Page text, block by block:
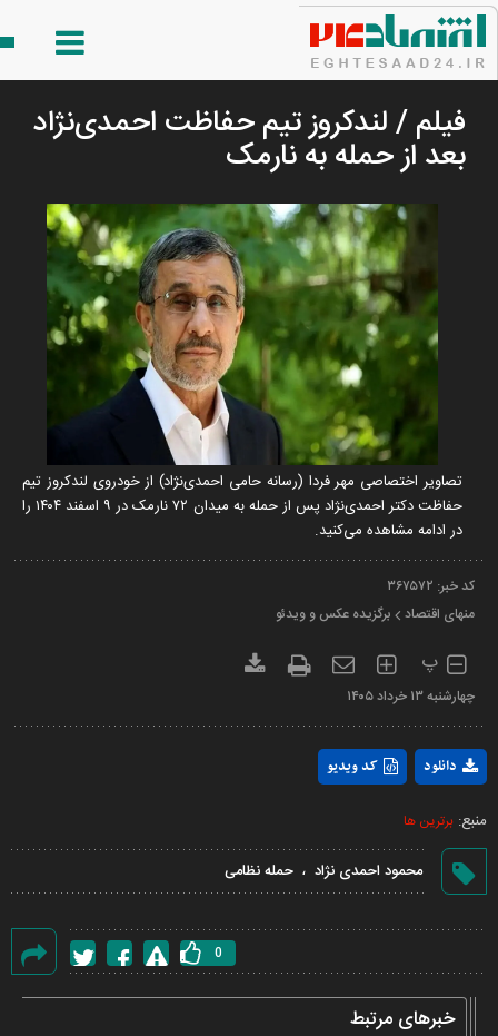
فیلم / لندکروز تیم حفاظت احمدی‌نژاد
بعد از حمله به نارمک
تصاویر اختصاصی مهر فردا (رسانه حامی احمدی‌نژاد) از خودروی لندکروز تیم
حفاظت دکتر احمدی‌نژاد پس از حمله به میدان ۷۲ نارمک در ۹ اسفند ۱۴۰۴ را
در ادامه مشاهده می‌کنید.
کد خبر: ۳۶۷۵۷۲
منهای اقتصاد
برگزیده عکس و ویدئو
پ
چهارشنبه ۱۳ خرداد ۱۴۰۵
کد ویدیو دانلود
منبع: برترین ها
محمود احمدی نژاد ، حمله نظامی
گزارش
0
خبرهای مرتبط